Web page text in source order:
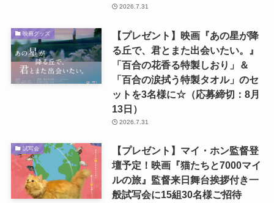
2026.7.31
映画グッズ
【プレゼント】映画『あの星が降
る丘で、君とまた出会いたい。』
「百合の花香る特製しおり」＆
「百合の涙拭う特製タオル」のセ
ットを3名様に☆（応募締切：8月
13日）
2026.7.31
試写会
【プレゼント】マイ・ホン監督登
壇予定！映画『猫たちと7000マイ
ルの旅』監督来日舞台挨拶付き一
般試写会に15組30名様ご招待